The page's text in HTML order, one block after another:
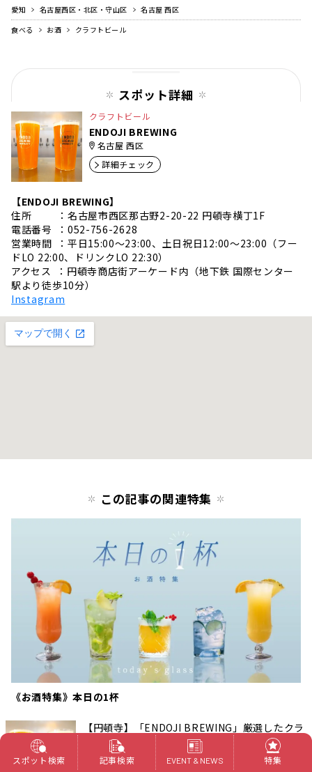
愛知 名古屋西区・北区・守山区
名古屋 西区
食べる
お酒 クラフトビール
スポット詳細
クラフトビール
ENDOJI BREWING
名古屋 西区
詳細チェック
【ENDOJI BREWING】
住所 ：名古屋市西区那古野2-20-22 円頓寺横丁1F
電話番号 ：052-756-2628
営業時間 ：平日15:00〜23:00、土日祝日12:00〜23:00（フー
ドLO 22:00、ドリンクLO 22:30）
アクセス ：円頓寺商店街アーケード内（地下鉄 国際センター
駅より徒歩10分）
Instagram
この記事の関連特集
《お酒特集》本日の1杯
【円頓寺】「ENDOJI BREWING」厳選したクラ
フトビール＆広東料理を立ち飲みスタイルで！
食べる 名古屋 西区
スポット検索 記事検索 EVENT & NEWS 特集